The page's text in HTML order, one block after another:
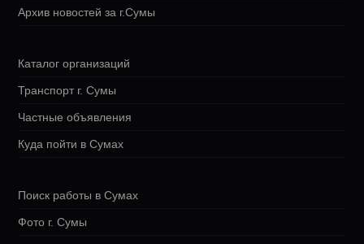
Архив новостей за г.Сумы
Каталог организаций
Транспорт г. Сумы
Частные объявления
Куда пойти в Сумах
Поиск работы в Сумах
Фото г. Сумы